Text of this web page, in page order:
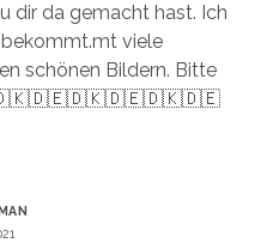
dir da gemacht hast. Ich
viele
schönen Bildern. Bitte